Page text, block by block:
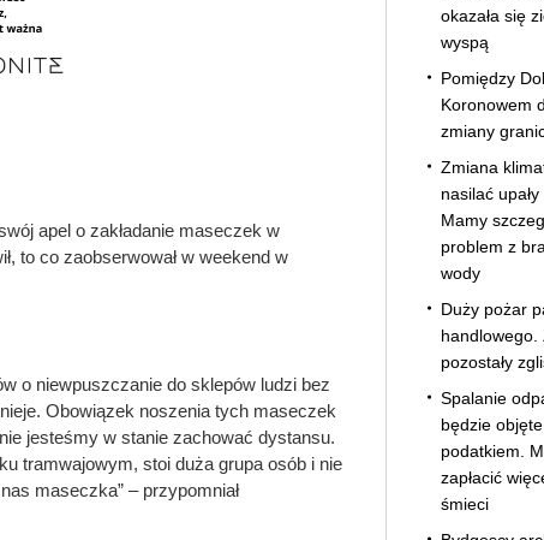
apel o zakładanie maseczek w
to co zaobserwował w weekend w
o niewpuszczanie do sklepów ludzi bez
Obowiązek noszenia tych maseczek
jesteśmy w stanie zachować dystansu.
tramwajowym, stoi duża grupa osób i nie
maseczka” – przypomniał
okazała się
wyspą
Pomiędzy
Koronowem
zmiany
Zmiana
nasilać upały
Mamy
problem z
wody
Duży pożar
handlowego.
pozostały
Spalanie
będzie
podatkiem.
zapłacić
śmieci